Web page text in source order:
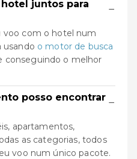
juntos para
−
voo com o hotel num
usando o motor de busca
conseguindo o melhor
posso encontrar −
apartamentos,
as categorias, todos
voo num único pacote.